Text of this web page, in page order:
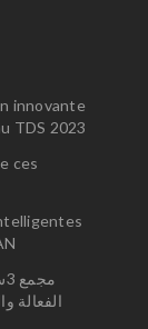
innovante
TDS 2023
ces
الفعالة